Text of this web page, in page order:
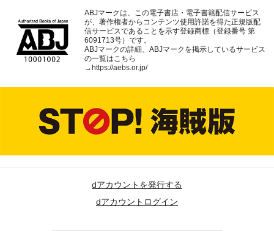
ABJマークは、この電子書店・電子書籍配信サービス
が、著作権者からコンテンツ使用許諾を得た正規版配
信サービスであることを示す登録商標（登録番号 第
6091713号）です。
ABJマークの詳細、ABJマークを掲示しているサービス
の一覧はこちら
→ https://aebs.or.jp/
dアカウントを発行する
dアカウントログイン